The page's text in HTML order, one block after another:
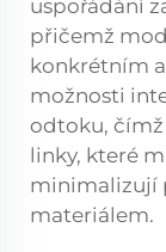
uspořádání
přičemž
konkrétním
možnosti
odtoku,
linky, které
minimalizují
materiálem.